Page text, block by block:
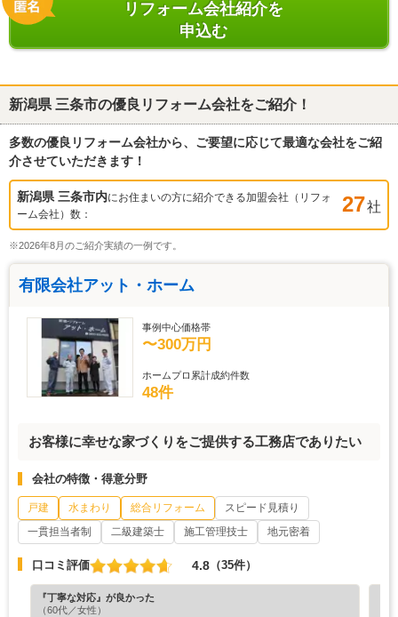
リフォーム会社紹介を
申込む
新潟県 三条市の優良リフォーム会社をご紹介！
多数の優良リフォーム会社から、ご要望に応じて最適な会社をご紹
介させていただきます！
新潟県 三条市内にお住まいの方に紹介できる加盟会社（リフォ
ーム会社）数：
27社
※2026年8月のご紹介実績の一例です。
有限会社アット・ホーム
事例中心価格帯
〜300万円
ホームプロ累計成約件数
48件
お客様に幸せな家づくりをご提供する工務店でありたい
会社の特徴・得意分野
戸建 水まわり 総合リフォーム
スピード見積り
一貫担当者制
二級建築士 施工管理技士 地元密着
口コミ評価 4.8 （35件）
『丁寧な対応』が良かった
（60代／女性）